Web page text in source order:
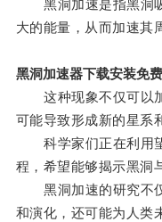
黑洞加速是指黑洞吸
大的能量，从而加速其
黑洞加速器下载安装免费
这种现象不仅可以加
可能导致形成新的星系
科学家们正在利用望
程，希望能够揭示黑洞
黑洞加速的研究不仅
和演化，还可能为人类